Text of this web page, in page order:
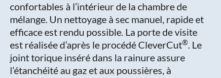
confortables à l’intérieur de la chambre de
mélange. Un nettoyage à sec manuel, rapide et
efficace est rendu possible. La porte de visite
est réalisée d’après le procédé CleverCut®. Le
joint torique inséré dans la rainure assure
l’étanchéité au gaz et aux poussières, à